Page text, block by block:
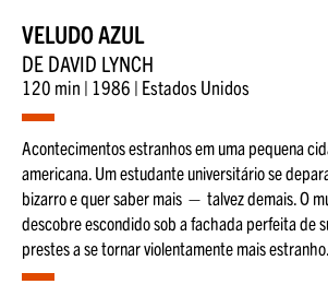
VELUDO AZUL
DE DAVID LYNCH
120 min | 1986 | Estados Unidos
Acontecimentos estranhos em uma pequena
americana. Um estudante universitário se
bizarro e quer saber mais — talvez demais. O
descobre escondido sob a fachada perfeita de
prestes a se tornar violentamente mais estranho.